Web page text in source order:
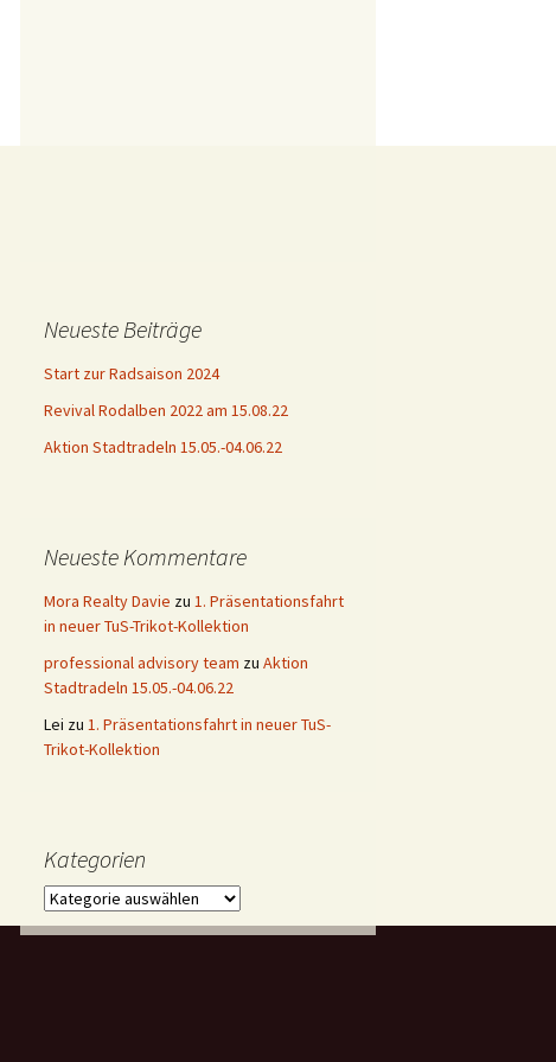
Neueste Beiträge
Start zur Radsaison 2024
Revival Rodalben 2022 am 15.08.22
Aktion Stadtradeln 15.05.-04.06.22
Neueste Kommentare
Mora Realty Davie zu 1. Präsentationsfahrt
in neuer TuS-Trikot-Kollektion
professional advisory team zu Aktion
Stadtradeln 15.05.-04.06.22
Lei zu 1. Präsentationsfahrt in neuer TuS-
Trikot-Kollektion
Kategorien
Kategorien